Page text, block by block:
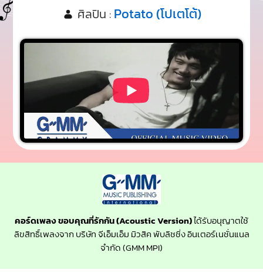
ศิลปิน : Potato (โปเตโต้)
คอร์ดเพลง ขอบคุณที่รักกัน (Acoustic Version)ได้รับอนุญาตใช้
ลิขสิทธิ์เพลงจาก บริษัท จีเอ็มเอ็ม มิวสิค พับลิชชิ่ง อินเตอร์เนชั่นแนล
จำกัด (GMM MPI)